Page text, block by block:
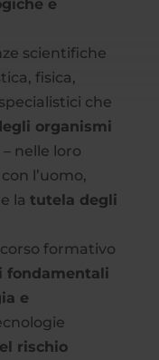
e
scientifiche
fisica,
che
organismi
– nelle loro
l’uomo,
la tutela degli
formativo
fondamentali
e
rischio